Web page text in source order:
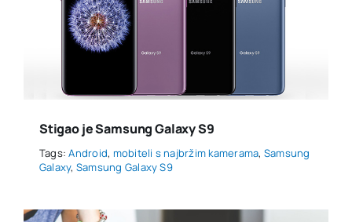
Stigao je Samsung Galaxy S9
Tags:Android, mobiteli s najbržim kamerama, Samsung
Galaxy, Samsung Galaxy S9